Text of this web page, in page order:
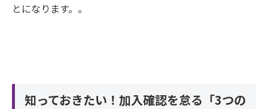
とになります。。
知っておきたい！加入確認を怠る「3つの